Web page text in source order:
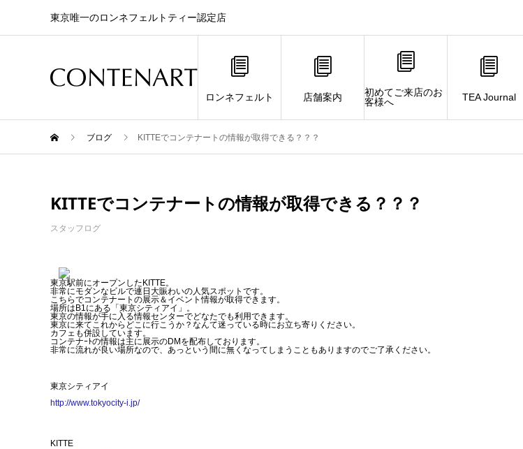
東京唯一のロンネフェルトティー認定店
ロンネフェルト 店舗案内
初めてご来店のお
客様へ
TEA Journal
ブログ KITTEでコンテナートの情報が取得できる？？？
KITTEでコンテナートの情報が取得できる？？？
スタッフログ
東京駅前にオープンしたKITTE。
非常にモダンなビルで連日大賑わいの人気スポットです。
こちらでコンテナートの展示＆イベント情報が取得できます。
場所はB1にある「東京シティアイ」。
東京の情報が手に入る情報センターでどなたでも利用できます。
東京に来てこれからどこに行こうか？なんて迷っている時にお立ち寄りください。
カフェも併設しています。
コンテナｰﾄの情報は主に展示のDMを配布しております。
非常に流れが良い場所なので、あっという間に無くなってしまうこともありますのでご了承ください。
東京シティアイ
http://www.tokyocity-i.jp/
KITTE